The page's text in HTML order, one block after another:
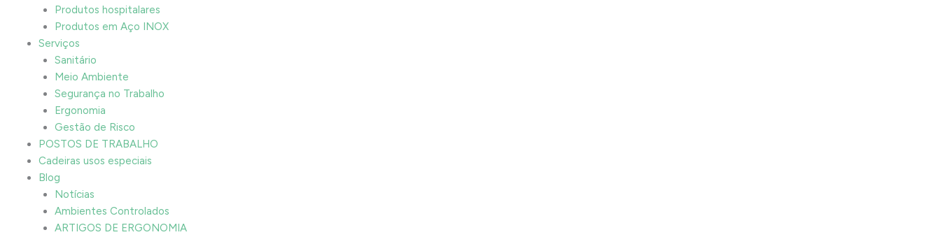
Produtos hospitalares
Produtos em Aço INOX
Serviços
Sanitário
Meio Ambiente
Segurança no Trabalho
Ergonomia
Gestão de Risco
POSTOS DE TRABALHO
Cadeiras usos especiais
Blog
Notícias
Ambientes Controlados
ARTIGOS DE ERGONOMIA